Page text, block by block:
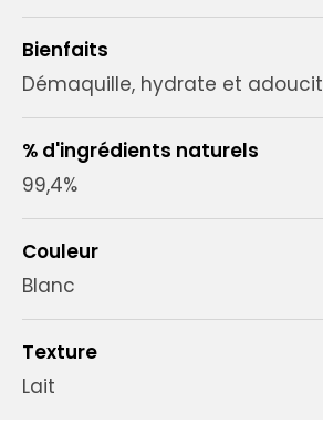
Bienfaits
Démaquille, hydrate et adoucit
% d'ingrédients naturels
99,4%
Couleur
Blanc
Texture
Lait